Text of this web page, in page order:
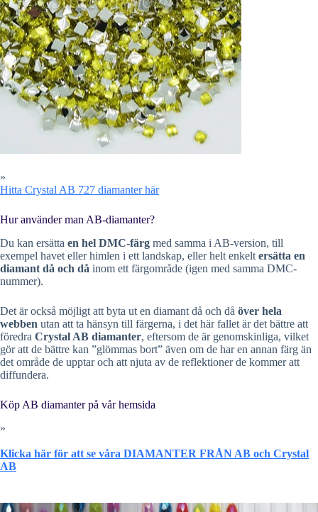
»
Hitta Crystal AB 727 diamanter här
Hur använder man AB-diamanter?
Du kan ersätta en hel DMC-färg med samma i AB-version, till
exempel havet eller himlen i ett landskap, eller helt enkelt ersätta en
diamant då och då inom ett färgområde (igen med samma DMC-
nummer).
Det är också möjligt att byta ut en diamant då och då över hela
webben utan att ta hänsyn till färgerna, i det här fallet är det bättre att
föredra Crystal AB diamanter, eftersom de är genomskinliga, vilket
gör att de bättre kan ”glömmas bort” även om de har en annan färg än
det område de upptar och att njuta av de reflektioner de kommer att
diffundera.
Köp AB diamanter på vår hemsida
»
Klicka här för att se våra DIAMANTER FRÅN AB och Crystal
AB